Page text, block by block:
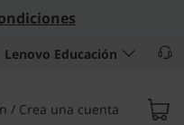
Lenovo Educación
/ Crea una cuenta